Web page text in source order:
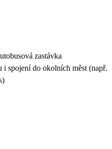
zastávka
i spojení do okolních měst (např.